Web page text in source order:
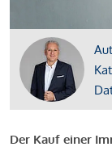
Der Kauf einer